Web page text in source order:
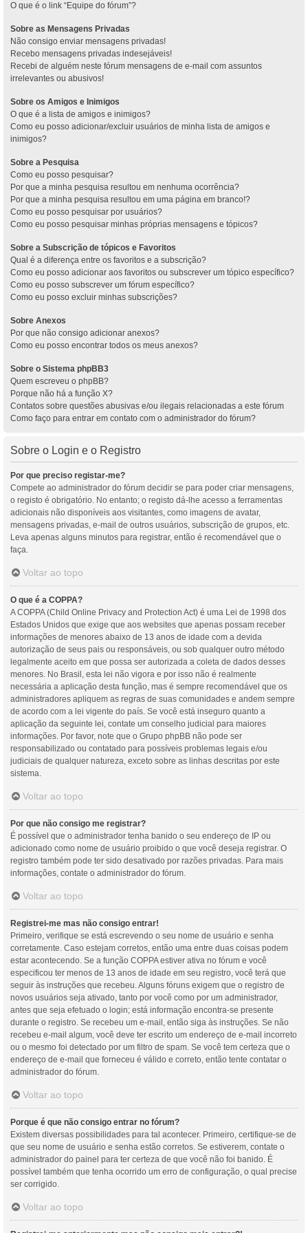
O que é o link “Equipe do fórum”?
Sobre as Mensagens Privadas
Não consigo enviar mensagens privadas!
Recebo mensagens privadas indesejáveis!
Recebi de alguém neste fórum mensagens de e-mail com assuntos
irrelevantes ou abusivos!
Sobre os Amigos e Inimigos
O que é a lista de amigos e inimigos?
Como eu posso adicionar/excluir usuários de minha lista de amigos e
inimigos?
Sobre a Pesquisa
Como eu posso pesquisar?
Por que a minha pesquisa resultou em nenhuma ocorrência?
Por que a minha pesquisa resultou em uma página em branco!?
Como eu posso pesquisar por usuários?
Como eu posso pesquisar minhas próprias mensagens e tópicos?
Sobre a Subscrição de tópicos e Favoritos
Qual é a diferença entre os favoritos e a subscrição?
Como eu posso adicionar aos favoritos ou subscrever um tópico específico?
Como eu posso subscrever um fórum específico?
Como eu posso excluir minhas subscrições?
Sobre Anexos
Por que não consigo adicionar anexos?
Como eu posso encontrar todos os meus anexos?
Sobre o Sistema phpBB3
Quem escreveu o phpBB?
Porque não há a função X?
Contatos sobre questões abusivas e/ou ilegais relacionadas a este fórum
Como faço para entrar em contato com o administrador do fórum?
Sobre o Login e o Registro
Por que preciso registar-me?
Compete ao administrador do fórum decidir se para poder criar mensagens,
o registo é obrigatório. No entanto; o registo dá-lhe acesso a ferramentas
adicionais não disponíveis aos visitantes, como imagens de avatar,
mensagens privadas, e-mail de outros usuários, subscrição de grupos, etc.
Leva apenas alguns minutos para registrar, então é recomendável que o
faça.
Voltar ao topo
O que é a COPPA?
A COPPA (Child Online Privacy and Protection Act) é uma Lei de 1998 dos
Estados Unidos que exige que aos websites que apenas possam receber
informações de menores abaixo de 13 anos de idade com a devida
autorização de seus pais ou responsáveis, ou sob qualquer outro método
legalmente aceito em que possa ser autorizada a coleta de dados desses
menores. No Brasil, esta lei não vigora e por isso não é realmente
necessária a aplicação desta função, mas é sempre recomendável que os
administradores apliquem as regras de suas comunidades e andem sempre
de acordo com a lei vigente do país. Se você está inseguro quanto a
aplicação da seguinte lei, contate um conselho judicial para maiores
informações. Por favor, note que o Grupo phpBB não pode ser
responsabilizado ou contatado para possíveis problemas legais e/ou
judiciais de qualquer natureza, exceto sobre as linhas descritas por este
sistema.
Voltar ao topo
Por que não consigo me registrar?
É possível que o administrador tenha banido o seu endereço de IP ou
adicionado como nome de usuário proibido o que você deseja registrar. O
registro também pode ter sido desativado por razões privadas. Para mais
informações, contate o administrador do fórum.
Voltar ao topo
Registrei-me mas não consigo entrar!
Primeiro, verifique se está escrevendo o seu nome de usuário e senha
corretamente. Caso estejam corretos, então uma entre duas coisas podem
estar acontecendo. Se a função COPPA estiver ativa no fórum e você
especificou ter menos de 13 anos de idade em seu registro, você terá que
seguir às instruções que recebeu. Alguns fóruns exigem que o registro de
novos usuários seja ativado, tanto por você como por um administrador,
antes que seja efetuado o login; está informação encontra-se presente
durante o registro. Se recebeu um e-mail, então siga às instruções. Se não
recebeu e-mail algum, você deve ter escrito um endereço de e-mail incorreto
ou o mesmo foi detectado por um filtro de spam. Se você tem certeza que o
endereço de e-mail que forneceu é válido e correto, então tente contatar o
administrador do fórum.
Voltar ao topo
Porque é que não consigo entrar no fórum?
Existem diversas possibilidades para tal acontecer. Primeiro, certifique-se de
que seu nome de usuário e senha estão corretos. Se estiverem, contate o
administrador do painel para ter certeza de que você não foi banido. É
possível também que tenha ocorrido um erro de configuração, o qual precise
ser corrigido.
Voltar ao topo